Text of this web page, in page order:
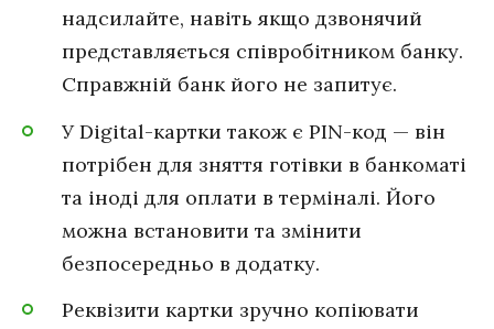
надсилайте, навіть якщо дзвонячий
представляється співробітником банку.
Справжній банк його не запитує.
У Digital-картки також є PIN-код — він
потрібен для зняття готівки в банкоматі
та іноді для оплати в терміналі. Його
можна встановити та змінити
безпосередньо в додатку.
Реквізити картки зручно копіювати